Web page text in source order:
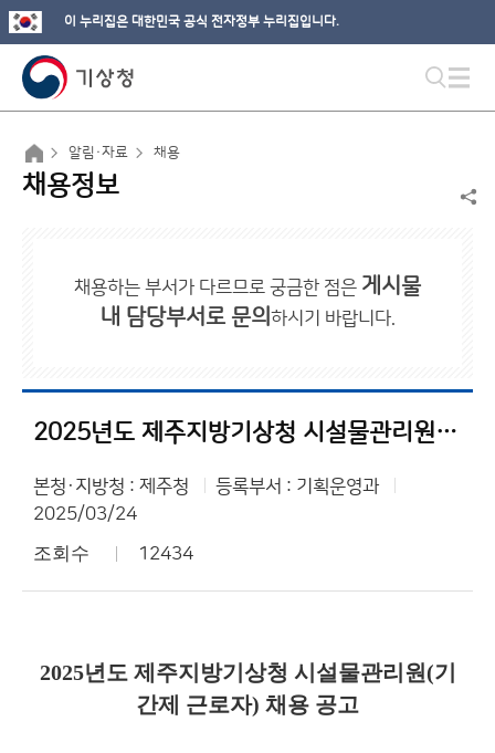
이 누리집은 대한민국 공식 전자정부 누리집입니다.
알림·자료 채용
채용정보
채용하는 부서가 다르므로 궁금한 점은 게시물
내 담당부서로 문의 하시기 바랍니다.
2025년도 제주지방기상청 시설물관리원(기간제 근로자) 채용 공고
본청·지방청 : 제주청
등록부서 : 기획운영과
2025/03/24
조회수 12434
2025년도 제주지방기상청 시설물관리원(기
간제 근로자) 채용 공고